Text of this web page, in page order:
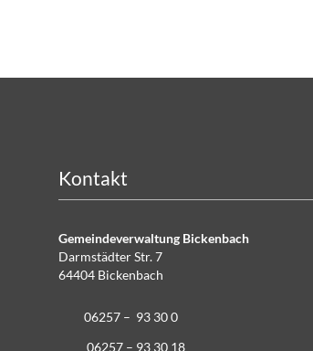
Kontakt
Gemeindeverwaltung Bickenbach
Darmstädter Str. 7
64404 Bickenbach
06257 – 93 30 0
06257 – 93 30 18